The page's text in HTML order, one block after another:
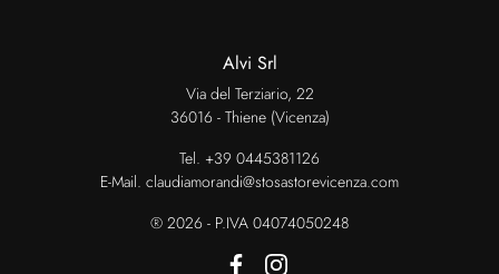
Alvi Srl
Via del Terziario, 22
36016 - Thiene (Vicenza)
Tel. +39 0445381126
E-Mail. claudiamorandi@stosastorevicenza.com
® 2026 - P.IVA 04074050248